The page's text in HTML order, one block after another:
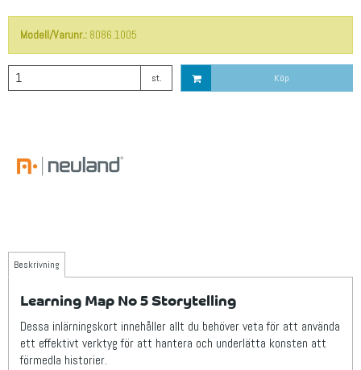
Modell/Varunr.: 8086.1005
st. Köp
Beskrivning
Learning Map No 5 Storytelling
Dessa inlärningskort innehåller allt du behöver veta för att använda
ett effektivt verktyg för att hantera och underlätta konsten att
förmedla historier.